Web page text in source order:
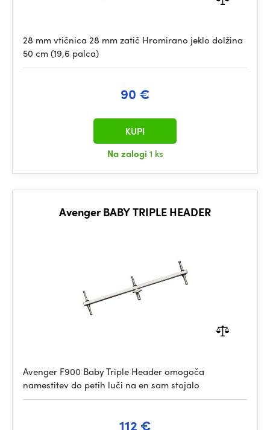
28 mm vtičnica 28 mm zatič Hromirano jeklo dolžina
50 cm (19,6 palca)
90 €
Na zalogi 1 ks
KUPI
Avenger BABY TRIPLE HEADER
Avenger F900 Baby Triple Header omogoča
namestitev do petih luči na en sam stojalo
112 €